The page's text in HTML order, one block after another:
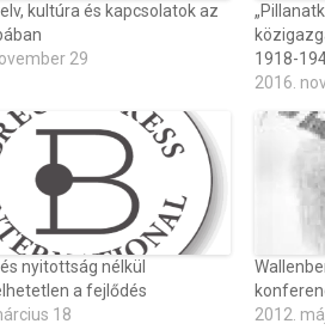
kultúra és kapcsolatok az
29
1918-
2016.
nyitottság nélkül
a fejlődés
18
2012.